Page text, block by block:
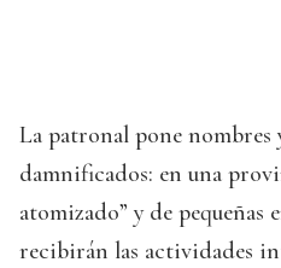
La patronal pone nombres
damnificados: en una
atomizado” y de pequeñas
recibirán las actividades